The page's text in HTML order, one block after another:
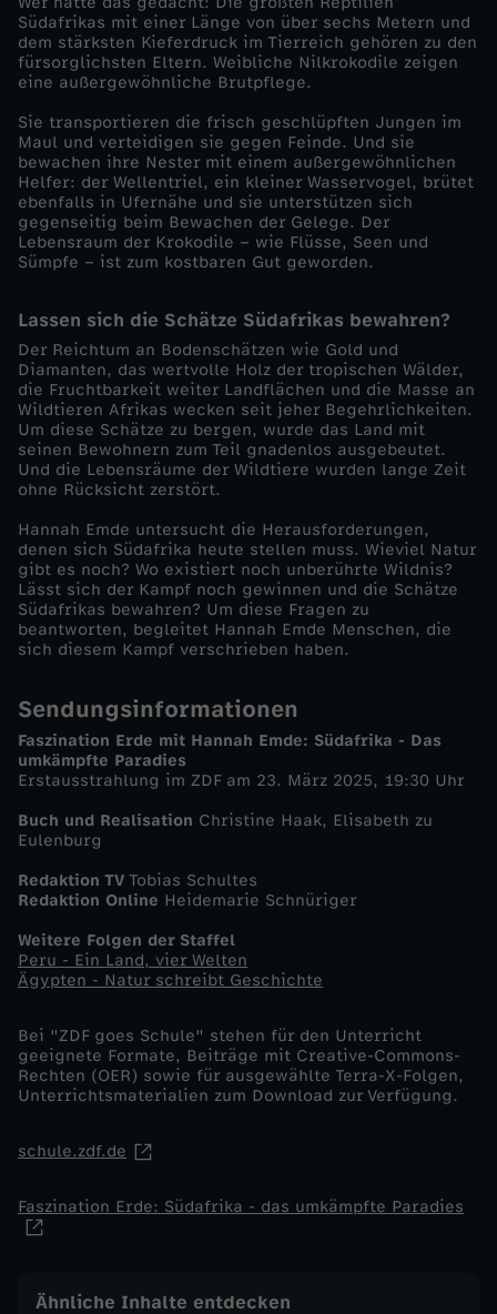
f
t
e
P
a
r
a
d
i
e
s
Südafrikas mit einer Länge von über sechs Metern und
dem stärksten Kieferdruck im Tierreich gehören zu den
fürsorglichsten Eltern. Weibliche Nilkrokodile zeigen
eine außergewöhnliche Brutpflege.
Sie transportieren die frisch geschlüpften Jungen im
Maul und verteidigen sie gegen Feinde. Und sie
bewachen ihre Nester mit einem außergewöhnlichen
Helfer: der Wellentriel, ein kleiner Wasservogel, brütet
ebenfalls in Ufernähe und sie unterstützen sich
gegenseitig beim Bewachen der Gelege. Der
Lebensraum der Krokodile – wie Flüsse, Seen und
Sümpfe – ist zum kostbaren Gut geworden.
Lassen sich die Schätze Südafrikas bewahren?
Der Reichtum an Bodenschätzen wie Gold und
Diamanten, das wertvolle Holz der tropischen Wälder,
die Fruchtbarkeit weiter Landflächen und die Masse an
Wildtieren Afrikas wecken seit jeher Begehrlichkeiten.
Um diese Schätze zu bergen, wurde das Land mit
seinen Bewohnern zum Teil gnadenlos ausgebeutet.
Und die Lebensräume der Wildtiere wurden lange Zeit
ohne Rücksicht zerstört.
Hannah Emde untersucht die Herausforderungen,
denen sich Südafrika heute stellen muss. Wieviel Natur
gibt es noch? Wo existiert noch unberührte Wildnis?
Lässt sich der Kampf noch gewinnen und die Schätze
Südafrikas bewahren? Um diese Fragen zu
beantworten, begleitet Hannah Emde Menschen, die
sich diesem Kampf verschrieben haben.
Sendungsinformationen
Faszination Erde mit Hannah Emde: Südafrika - Das
umkämpfte Paradies
Erstausstrahlung im ZDF am 23. März 2025, 19:30 Uhr
Buch und Realisation Christine Haak, Elisabeth zu
Eulenburg
Redaktion TV Tobias Schultes
Redaktion Online Heidemarie Schnüriger
Weitere Folgen der Staffel
Peru - Ein Land, vier Welten
Ägypten - Natur schreibt Geschichte
Bei "ZDF goes Schule" stehen für den Unterricht
geeignete Formate, Beiträge mit Creative-Commons-
Rechten (OER) sowie für ausgewählte Terra-X-Folgen,
Unterrichtsmaterialien zum Download zur Verfügung.
schule.zdf.de
Faszination Erde: Südafrika - das umkämpfte Paradies
Ähnliche Inhalte entdecken